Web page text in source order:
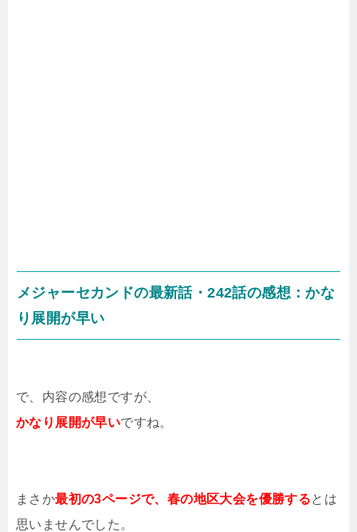
メジャーセカンドの最新話・242話の感想：かな
り展開が早い
で、内容の感想ですが、
かなり展開が早いですね。
まさか最初の3ページで、春の地区大会を優勝するとは
思いませんでした。